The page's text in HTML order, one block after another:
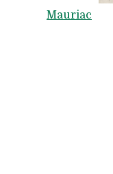
Mauriac